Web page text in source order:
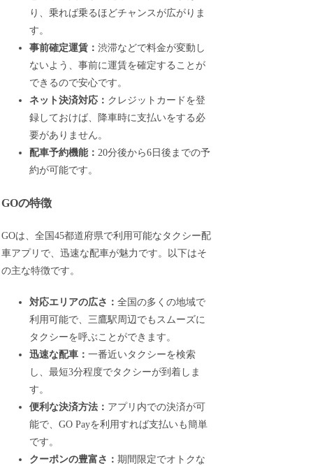
り、乗れば乗るほどチャンスが広がりま
す。
事前確定運賃：渋滞などで料金が変動し
ないよう、事前に運賃を確定することが
できるので安心です。
ネット決済対応： クレジットカードを登
録しておけば、降車時に支払いをする必
要がありません。
配車予約機能： 20分後から6日後までの予
約が可能です。
GOの特徴
GOは、全国45都道府県で利用可能なタクシー配
車アプリで、迅速な配車が魅力です。以下はそ
の主な特徴です。
対応エリアの広さ：全国の多くの地域で
利用可能で、三鷹駅周辺でもスムーズに
タクシーを呼ぶことができます。
迅速な配車：一番近いタクシーを検索
し、最短3分程度でタクシーが到着しま
す。
便利な決済方法： アプリ内での決済が可
能で、GO Payを利用すれば支払いも簡単
です。
クーポンの豊富さ：期間限定でオトクな